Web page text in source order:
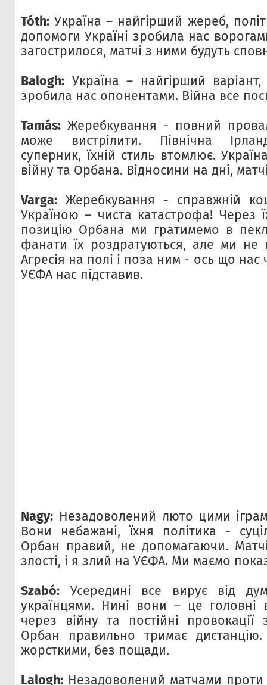
Tóth: Україна – найгірший жереб,
допомоги Україні зробила нас
загострилося, матчі з ними будуть
Balogh: Україна – найгірший
зробила нас опонентами. Війна все
Tamás: Жеребкування - повний
може вистрілити. Північна
суперник, їхній стиль втомлює.
війну та Орбана. Відносини на дні,
Varga: Жеребкування - справжній
Україною – чиста катастрофа! Через
позицію Орбана ми гратимемо в
фанати їх роздратуються, але ми не
Агресія на полі і поза ним - ось що нас
УЄФА нас підставив.
Nagy: Незадоволений люто цими
Вони небажані, їхня політика -
Орбан правий, не допомагаючи.
злості, і я злий на УЄФА. Ми маємо
Szabó: Усередині все вирує від
українцями. Нині вони – це головні
через війну та постійні провокації
Орбан правильно тримає
жорсткими, без пощади.
Lalogh: Незадоволений матчами проти